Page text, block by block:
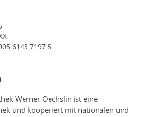
6143 7197 5
Werner Oechslin ist eine
und kooperiert mit nationalen und